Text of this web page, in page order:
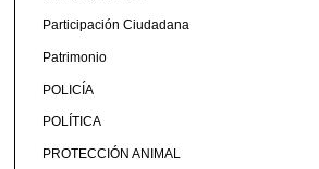
Participación Ciudadana
Patrimonio
POLICÍA
POLÍTICA
PROTECCIÓN ANIMAL